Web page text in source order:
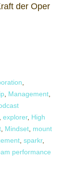
der Oper
Management
explorer, High
Mindset mount
sparkr,
performance